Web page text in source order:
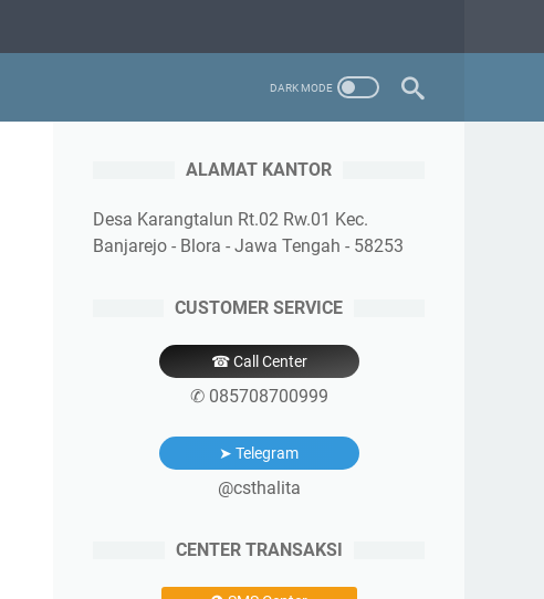
ALAMAT KANTOR
Desa Karangtalun Rt.02 Rw.01 Kec.
Banjarejo - Blora - Jawa Tengah - 58253
CUSTOMER SERVICE
☎ Call Center
✆ 085708700999
➤ Telegram
@csthalita
CENTER TRANSAKSI